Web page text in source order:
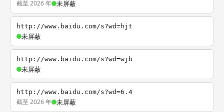
截至 2026 年 未屏蔽
http://www.baidu.com/s?wd=hjt
未屏蔽
http://www.baidu.com/s?wd=wjb
未屏蔽
http://www.baidu.com/s?wd=6.4
截至 2026 年 未屏蔽